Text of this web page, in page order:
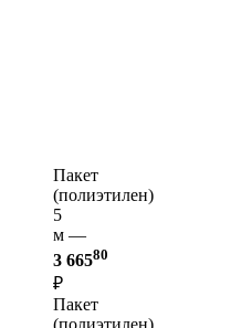
Пакет
(полиэтилен)
5
м —
3 66580
₽
Пакет
(полиэтилен)